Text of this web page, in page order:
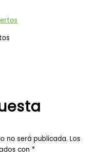
no será publicada. Los
con *